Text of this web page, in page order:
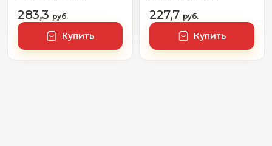
отдельностоящий
(хром)
283,3 руб.
Купить
золото)
227,7 руб.
Купить